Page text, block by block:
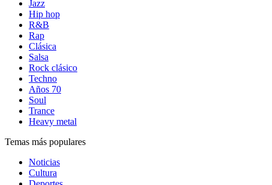
Jazz
Hip hop
R&B
Rap
Clásica
Salsa
Rock clásico
Techno
Años 70
Soul
Trance
Heavy metal
Temas más populares
Noticias
Cultura